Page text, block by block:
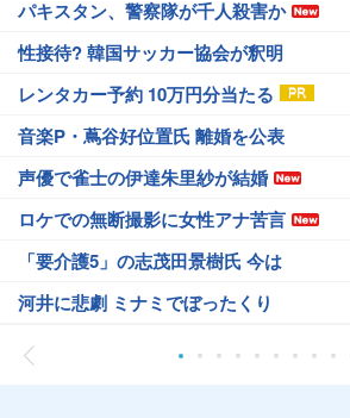
パキスタン、警察隊が千人殺害か
性接待? 韓国サッカー協会が釈明
レンタカー予約 10万円分当たる
音楽P・蔦谷好位置氏 離婚を公表
声優で雀士の伊達朱里紗が結婚
ロケでの無断撮影に女性アナ苦言
「要介護5」の志茂田景樹氏 今は
河井に悲劇 ミナミでぼったくり